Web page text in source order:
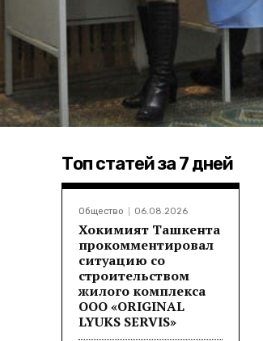
Топ статей за 7 дней
Общество 06.08.2026
Хокимият Ташкента
прокомментировал
ситуацию со
строительством
жилого комплекса
ООО «ORIGINAL
LYUKS SERVIS»